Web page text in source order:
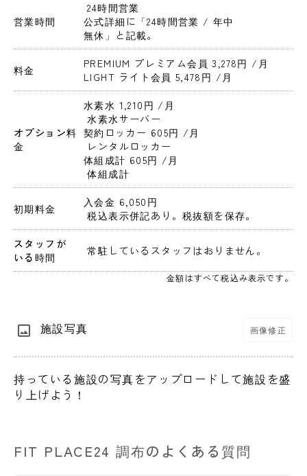
営業時間
24時間営業
公式詳細に「24時間営業 / 年中
無休」と記載。
料金 PREMIUM プレミアム会員 3,278円 /月
LIGHT ライト会員 5,478円 /月
オプション料
金
水素水 1,210円 /月
水素水サーバー
契約ロッカー 605円 /月
レンタルロッカー
体組成計 605円 /月
体組成計
初期料金
入会金 6,050円
税込表示併記あり。税抜額を保存。
スタッフが
いる時間
常駐しているスタッフはおりません。
金額はすべて税込み表示です。
施設写真 画像修正
持っている施設の写真をアップロードして施設を盛
り上げよう！
FIT PLACE24 調布のよくある質問